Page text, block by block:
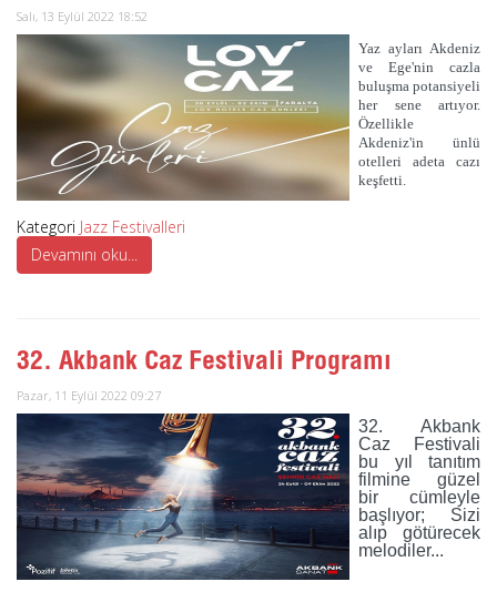
Salı, 13 Eylül 2022 18:52
Yaz ayları Akdeniz
ve Ege'nin cazla
buluşma potansiyeli
her sene artıyor.
Özellikle
Akdeniz'in ünlü
otelleri adeta cazı
keşfetti.
Kategori Jazz Festivalleri
Devamını oku...
32. Akbank Caz Festivali Programı
Pazar, 11 Eylül 2022 09:27
32. Akbank
Caz Festivali
bu yıl tanıtım
filmine güzel
bir cümleyle
başlıyor; Sizi
alıp götürecek
melodiler...